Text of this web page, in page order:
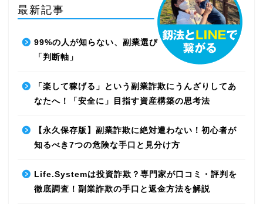
最新記事
99%の人が知らない、副業選びで失敗しないための
「判断軸」
「楽して稼げる」という副業詐欺にうんざりしてあ
なたへ！「安全に」目指す資産構築の思考法
【永久保存版】副業詐欺に絶対遭わない！初心者が
知るべき7つの危険な手口と見分け方
Life.Systemは投資詐欺？専門家が口コミ・評判を
徹底調査！副業詐欺の手口と返金方法を解説